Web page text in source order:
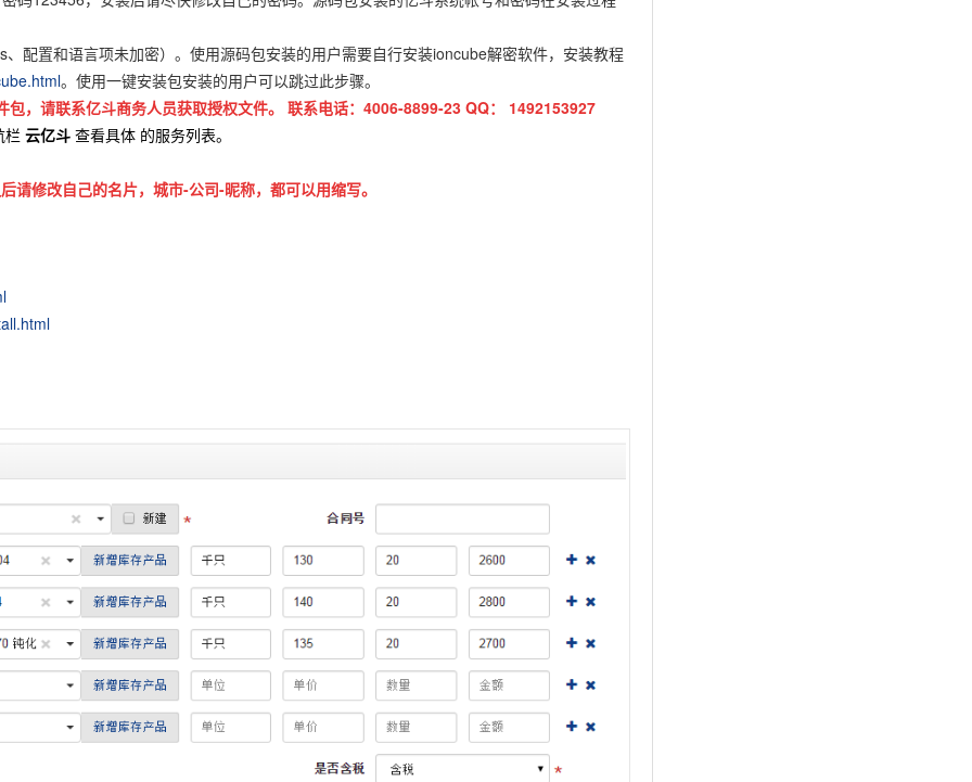
配置和语言项未加密）。使用源码包安装的用户需要自行安装ioncube解密软件，安装教程
。使用一键安装包安装的用户可以跳过此步骤。
，请联系亿斗商务人员获取授权文件。 联系电话：4006-8899-23 QQ： 1492153927
栏 云亿斗 查看具体 的服务列表。
请修改自己的名片，城市-公司-昵称，都可以用缩写。